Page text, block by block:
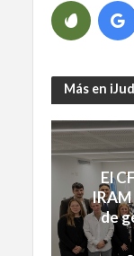
Más en
El
de